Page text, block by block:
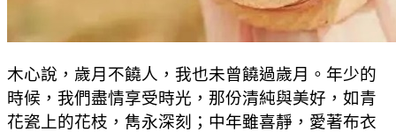
木心說，歲月不饒人，我也未曾饒過歲月。年少的
時候，我們盡情享受時光，那份清純與美好，如青
花瓷上的花枝，雋永深刻；中年雖喜靜，愛著布衣